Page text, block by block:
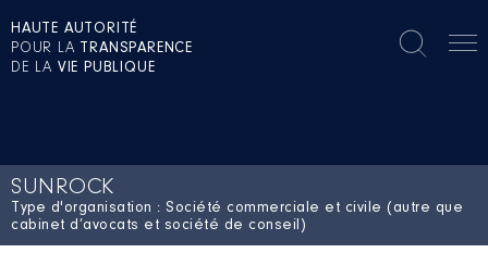
HAUTE AUTORITÉ
POUR LA TRANSPARENCE
DE LA VIE PUBLIQUE
SUNROCK
Type d'organisation : Société commerciale et civile (autre que
cabinet d’avocats et société de conseil)